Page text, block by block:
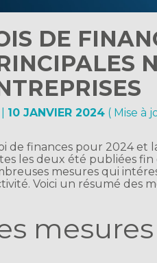
DE
10 JANVIER 2024 ( Mise à
de finances pour 2024 et
les deux été publiées fin
mesures qui
Voici un résumé des